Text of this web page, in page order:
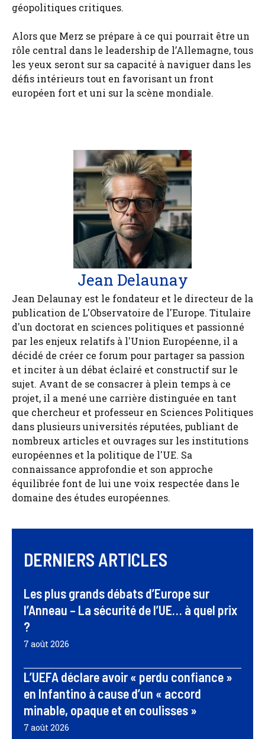
géopolitiques critiques.
Alors que Merz se prépare à ce qui pourrait être un
rôle central dans le leadership de l’Allemagne, tous
les yeux seront sur sa capacité à naviguer dans les
défis intérieurs tout en favorisant un front
européen fort et uni sur la scène mondiale.
Jean Delaunay
Jean Delaunay est le fondateur et le directeur de la
publication de L'Observatoire de l'Europe. Titulaire
d'un doctorat en sciences politiques et passionné
par les enjeux relatifs à l'Union Européenne, il a
décidé de créer ce forum pour partager sa passion
et inciter à un débat éclairé et constructif sur le
sujet. Avant de se consacrer à plein temps à ce
projet, il a mené une carrière distinguée en tant
que chercheur et professeur en Sciences Politiques
dans plusieurs universités réputées, publiant de
nombreux articles et ouvrages sur les institutions
européennes et la politique de l'UE. Sa
connaissance approfondie et son approche
équilibrée font de lui une voix respectée dans le
domaine des études européennes.
DERNIERS ARTICLES
Les plus grands débats d’Europe sur
l’Anneau – La sécurité de l’UE… à quel prix
?
7 août 2026
L’UEFA déclare avoir « perdu confiance »
en Infantino à cause d’un « accord
minable, opaque et en coulisses »
7 août 2026